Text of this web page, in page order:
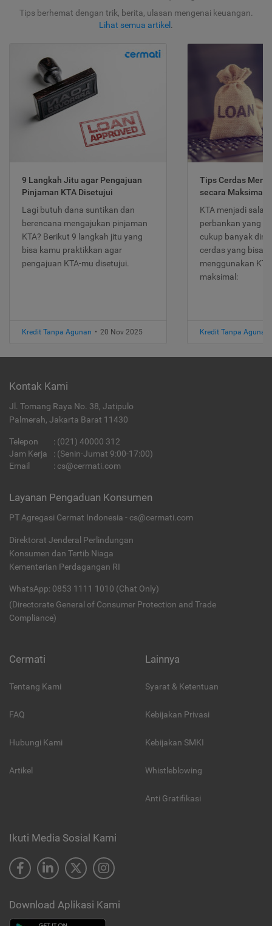
Tips berhemat dengan trik, berita, ulasan mengenai keuangan.
Lihat semua artikel .
9 Langkah Jitu agar Pengajuan
Pinjaman KTA Disetujui
Lagi butuh dana suntikan dan
berencana mengajukan pinjaman
KTA? Berikut 9 langkah jitu yang
bisa kamu praktikkan agar
pengajuan KTA-mu disetujui.
Kredit Tanpa Agunan • 20 Nov 2025
Tips Cerdas
secara Maksimal
KTA menjadi
perbankan yang
cukup banyak
cerdas yang bisa
menggunakan
maksimal:
Kredit Tanpa Agunan
Kontak Kami
Jl. Tomang Raya No. 38, Jatipulo
Palmerah, Jakarta Barat 11430
Telepon : (021) 40000 312
Jam Kerja
: (Senin-Jumat 9:00-17:00)
Email
: cs@cermati.com
Layanan Pengaduan Konsumen
PT Agregasi Cermat Indonesia - cs@cermati.com
Direktorat Jenderal Perlindungan
Konsumen dan Tertib Niaga
Kementerian Perdagangan RI
WhatsApp: 0853 1111 1010 (Chat Only)
(Directorate General of Consumer Protection and Trade
Compliance)
Cermati
Tentang Kami
FAQ
Hubungi Kami
Artikel
Lainnya
Syarat & Ketentuan
Kebijakan Privasi
Kebijakan SMKI
Whistleblowing
Anti Gratifikasi
Ikuti Media Sosial Kami
Download Aplikasi Kami